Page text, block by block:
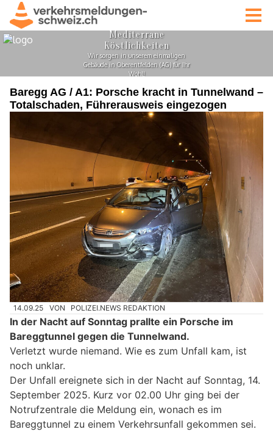
Baregg AG / A1: Porsche kracht in Tunnelwand –
Totalschaden, Führerausweis eingezogen
14.09.25 VON POLIZEI.NEWS REDAKTION
In der Nacht auf Sonntag prallte ein Porsche im
Bareggtunnel gegen die Tunnelwand.
Verletzt wurde niemand. Wie es zum Unfall kam, ist
noch unklar.
Der Unfall ereignete sich in der Nacht auf Sonntag, 14.
September 2025. Kurz vor 02.00 Uhr ging bei der
Notrufzentrale die Meldung ein, wonach es im
Bareggtunnel zu einem Verkehrsunfall gekommen sei.